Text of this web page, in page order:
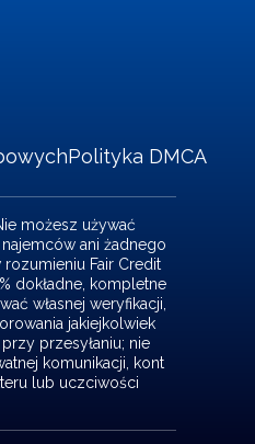
Polityka DMCA
możesz używać
ani żadnego
Fair Credit
% dokładne, kompletne
własnej weryfikacji,
jakiejkolwiek
przesyłaniu; nie
komunikacji, kont
lub uczciwości